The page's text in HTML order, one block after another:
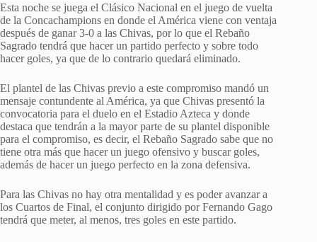
Esta noche se juega el Clásico Nacional en el juego de vuelta
de la Concachampions en donde el América viene con ventaja
después de ganar 3-0 a las Chivas, por lo que el Rebaño
Sagrado tendrá que hacer un partido perfecto y sobre todo
hacer goles, ya que de lo contrario quedará eliminado.
El plantel de las Chivas previo a este compromiso mandó un
mensaje contundente al América, ya que Chivas presentó la
convocatoria para el duelo en el Estadio Azteca y donde
destaca que tendrán a la mayor parte de su plantel disponible
para el compromiso, es decir, el Rebaño Sagrado sabe que no
tiene otra más que hacer un juego ofensivo y buscar goles,
además de hacer un juego perfecto en la zona defensiva.
Para las Chivas no hay otra mentalidad y es poder avanzar a
los Cuartos de Final, el conjunto dirigido por Fernando Gago
tendrá que meter, al menos, tres goles en este partido.